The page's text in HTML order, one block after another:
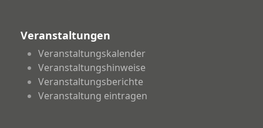
Veranstaltungen
Veranstaltungskalender
Veranstaltungshinweise
Veranstaltungsberichte
Veranstaltung eintragen